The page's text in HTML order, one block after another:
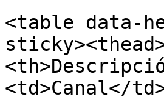
<table data-
<td>Canal</